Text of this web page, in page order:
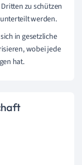
zu schützen
werden.
in gesetzliche
wobei jede
hat.